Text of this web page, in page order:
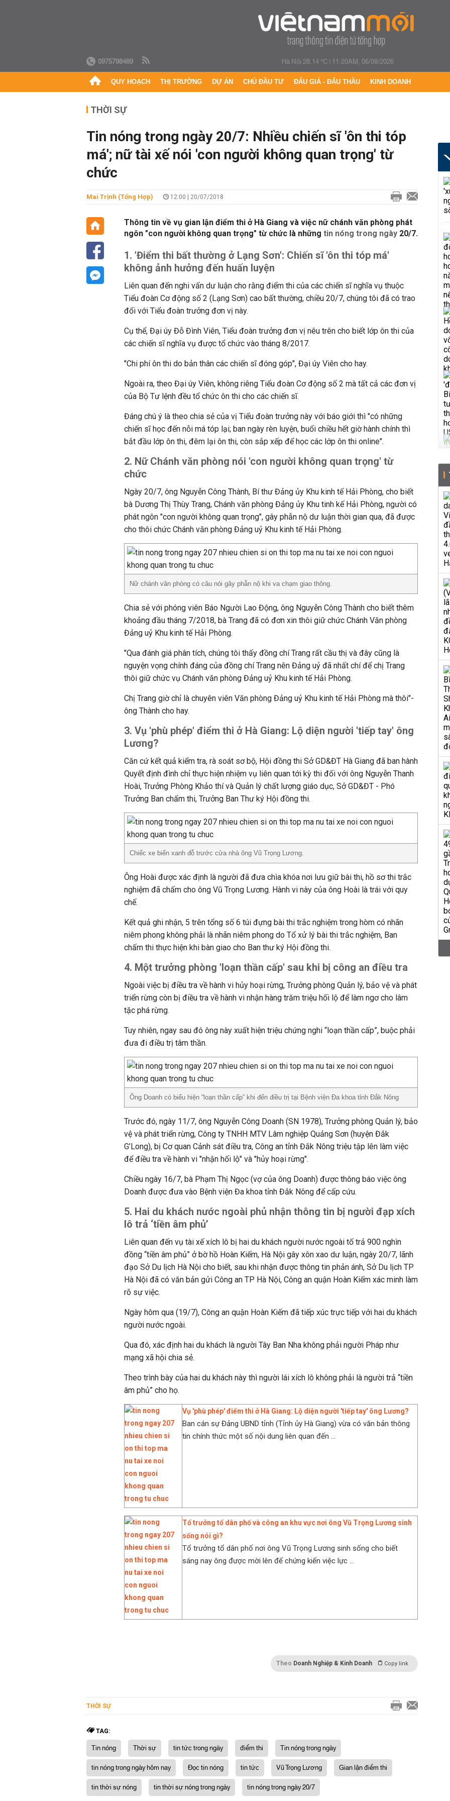
0975798489 Hà Nội 28.14 °C| 11:20AM, 06/08/2026
QUY HOẠCH THỊ TRƯỜNG DỰ ÁN CHỦ ĐẦU TƯ ĐẤU GIÁ - ĐẤU THẦU KINH DOANH
THỜI SỰ
Tin nóng trong ngày 20/7: Nhiều chiến sĩ 'ôn thi tóp
má'; nữ tài xế nói 'con người không quan trọng' từ
chức
Mai Trịnh (Tổng Hợp) 12:00 | 20/07/2018
Thông tin về vụ gian lận điểm thi ở Hà Giang và việc nữ chánh văn phòng phát
ngôn "con người không quan trọng" từ chức là những tin nóng trong ngày 20/7.
1. 'Điểm thi bất thường ở Lạng Sơn': Chiến sĩ 'ôn thi tóp má'
không ảnh hưởng đến huấn luyện
Liên quan đến nghi vấn dư luận cho rằng điểm thi của các chiến sĩ nghĩa vụ thuộc
Tiểu đoàn Cơ động số 2 (Lạng Sơn) cao bất thường, chiều 20/7, chúng tôi đã có trao
đổi với Tiểu đoàn trưởng đơn vị này.
Cụ thể, Đại úy Đỗ Đình Viên, Tiểu đoàn trưởng đơn vị nêu trên cho biết lớp ôn thi của
các chiến sĩ nghĩa vụ được tổ chức vào tháng 8/2017.
"Chi phí ôn thi do bản thân các chiến sĩ đóng góp", Đại úy Viên cho hay.
Ngoài ra, theo Đại úy Viên, không riêng Tiểu đoàn Cơ động số 2 mà tất cả các đơn vị
của Bộ Tư lệnh đều tổ chức ôn thi cho các chiến sĩ.
Đáng chú ý là theo chia sẻ của vị Tiểu đoàn trưởng này với báo giới thì "có những
chiến sĩ học đến nỗi má tóp lại; ban ngày rèn luyện, buổi chiều hết giờ hành chính thì
bắt đầu lớp ôn thi, đêm lại ôn thi, còn sắp xếp để học các lớp ôn thi online".
2. Nữ Chánh văn phòng nói 'con người không quan trọng' từ
chức
Ngày 20/7, ông Nguyễn Công Thành, Bí thư Đảng ủy Khu kinh tế Hải Phòng, cho biết
bà Dương Thị Thùy Trang, Chánh văn phòng Đảng ủy Khu tinh kế Hải Phòng, người có
phát ngôn "con người không quan trọng", gây phẫn nộ dư luận thời gian qua, đã được
cho thôi chức Chánh văn phòng Đảng uỷ Khu kinh tế Hải Phòng.
Nữ chánh văn phòng có câu nói gây phẫn nộ khi va chạm giao thông.
Chia sẻ với phóng viên Báo Người Lao Động, ông Nguyễn Công Thành cho biết thêm
khoảng đầu tháng 7/2018, bà Trang đã có đơn xin thôi giữ chức Chánh Văn phòng
Đảng uỷ Khu kinh tế Hải Phòng.
"Qua đánh giá phân tích, chúng tôi thấy đồng chí Trang rất cầu thị và đây cũng là
nguyện vọng chính đáng của đồng chí Trang nên Đảng uỷ đã nhất chí để chị Trang
thôi giữ chức vụ Chánh văn phòng Đảng uỷ Khu kinh tế Hải Phòng.
Chị Trang giờ chỉ là chuyên viên Văn phòng Đảng uỷ Khu kinh tế Hải Phòng mà thôi"-
ông Thành cho hay.
3. Vụ 'phù phép' điểm thi ở Hà Giang: Lộ diện người 'tiếp tay' ông
Lương?
Căn cứ kết quả kiểm tra, rà soát sơ bộ, Hội đồng thi Sở GD&ĐT Hà Giang đã ban hành
Quyết định đình chỉ thực hiện nhiệm vụ liên quan tới kỳ thi đối với ông Nguyễn Thanh
Hoài, Trưởng Phòng Khảo thí và Quản lý chất lượng giáo dục, Sở GD&ĐT - Phó
Trưởng Ban chấm thi, Trưởng Ban Thư ký Hội đồng thi.
Chiếc xe biển xanh đỗ trước cửa nhà ông Vũ Trọng Lương.
Ông Hoài được xác định là người đã đưa chìa khóa nơi lưu giữ bài thi, hồ sơ thi trắc
nghiệm đã chấm cho ông Vũ Trọng Lương. Hành vi này của ông Hoài là trái với quy
chế.
Kết quả ghi nhận, 5 trên tổng số 6 túi đựng bài thi trắc nghiệm trong hòm có nhãn
niêm phong không phải là nhãn niêm phong do Tổ xử lý bài thi trắc nghiệm, Ban
chấm thi thực hiện khi bàn giao cho Ban thư ký Hội đồng thi.
4. Một trưởng phòng 'loạn thần cấp' sau khi bị công an điều tra
Ngoài việc bị điều tra về hành vi hủy hoại rừng, Trưởng phòng Quản lý, bảo vệ và phát
triển rừng còn bị điều tra về hành vi nhận hàng trăm triệu hối lộ để làm ngơ cho lâm
tặc phá rừng.
Tuy nhiên, ngay sau đó ông này xuất hiện triệu chứng nghi “loạn thần cấp”, buộc phải
đưa đi điều trị tâm thần.
Ông Doanh có biểu hiện “loạn thần cấp” khi đến điều trị tại Bệnh viện Đa khoa tỉnh Đắk Nông
Trước đó, ngày 11/7, ông Nguyễn Công Doanh (SN 1978), Trưởng phòng Quản lý, bảo
vệ và phát triển rừng, Công ty TNHH MTV Lâm nghiệp Quảng Sơn (huyện Đắk
G’Long), bị Cơ quan Cảnh sát điều tra, Công an tỉnh Đắk Nông triệu tập lên làm việc
để điều tra về hành vi "nhận hối lộ" và "hủy hoại rừng".
Chiều ngày 16/7, bà Phạm Thị Ngọc (vợ của ông Doanh) được thông báo việc ông
Doanh được đưa vào Bệnh viện Đa khoa tỉnh Đắk Nông để cấp cứu.
5. Hai du khách nước ngoài phủ nhận thông tin bị người đạp xích
lô trả ‘tiền âm phủ’
Liên quan đến vụ tài xế xích lô bị hai du khách người nước ngoài tố trả 900 nghìn
đồng “tiền âm phủ” ở bờ hồ Hoàn Kiếm, Hà Nội gây xôn xao dư luận, ngày 20/7, lãnh
đạo Sở Du lịch Hà Nội cho biết, sau khi nhận được thông tin phản ánh, Sở Du lịch TP
Hà Nội đã có văn bản gửi Công an TP Hà Nội, Công an quận Hoàn Kiếm xác minh làm
rõ sự việc.
Ngày hôm qua (19/7), Công an quận Hoàn Kiếm đã tiếp xúc trực tiếp với hai du khách
người nước ngoài.
Qua đó, xác định hai du khách là người Tây Ban Nha không phải người Pháp như
mạng xã hội chia sẻ.
Theo trình bày của hai du khách này thì người lái xích lô không phải là người trả “tiền
âm phủ” cho họ.
Vụ 'phù phép' điểm thi ở Hà Giang: Lộ diện người 'tiếp tay' ông Lương?
Ban cán sự Đảng UBND tỉnh (Tỉnh ủy Hà Giang) vừa có văn bản thông
tin chính thức một số nội dung liên quan đến ...
Tổ trưởng tổ dân phố và công an khu vực nơi ông Vũ Trọng Lương sinh
sống nói gì?
Tổ trưởng tổ dân phố nơi ông Vũ Trọng Lương sinh sống cho biết
sáng nay ông được mời lên để chứng kiến việc lực ...
Theo Doanh Nghiệp & Kinh Doanh Copy link
THỜI SỰ
TAG:
Tin nóng Thời sự tin tức trong ngày điểm thi
Tin nóng trong ngày
tin nóng trong ngày hôm nay
Đọc tin nóng tin tức Vũ Trọng Lương
Gian lận điểm thi
tin thời sự nóng
tin thời sự nóng trong ngày tin nóng trong ngày 20/7